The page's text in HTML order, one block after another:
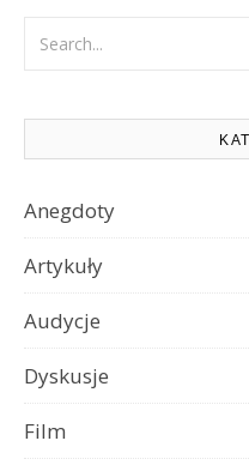
Anegdoty
Artykuły
Audycje
Dyskusje
Film